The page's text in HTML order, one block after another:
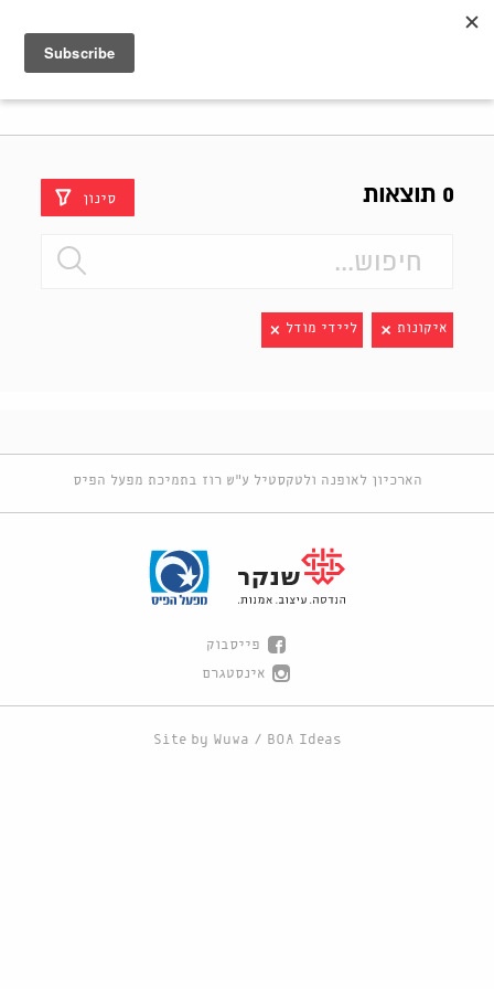
0 תוצאות סינון
איקונות ליידי מודל
הארכיון לאופנה ולטקסטיל ע"ש רוז בתמיכת מפעל הפיס
פייסבוק
אינסטגרם
Site by Wuwa / BOA Ideas